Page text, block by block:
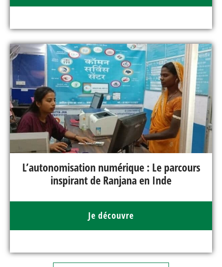
L’autonomisation numérique : Le parcours
inspirant de Ranjana en Inde
Je découvre